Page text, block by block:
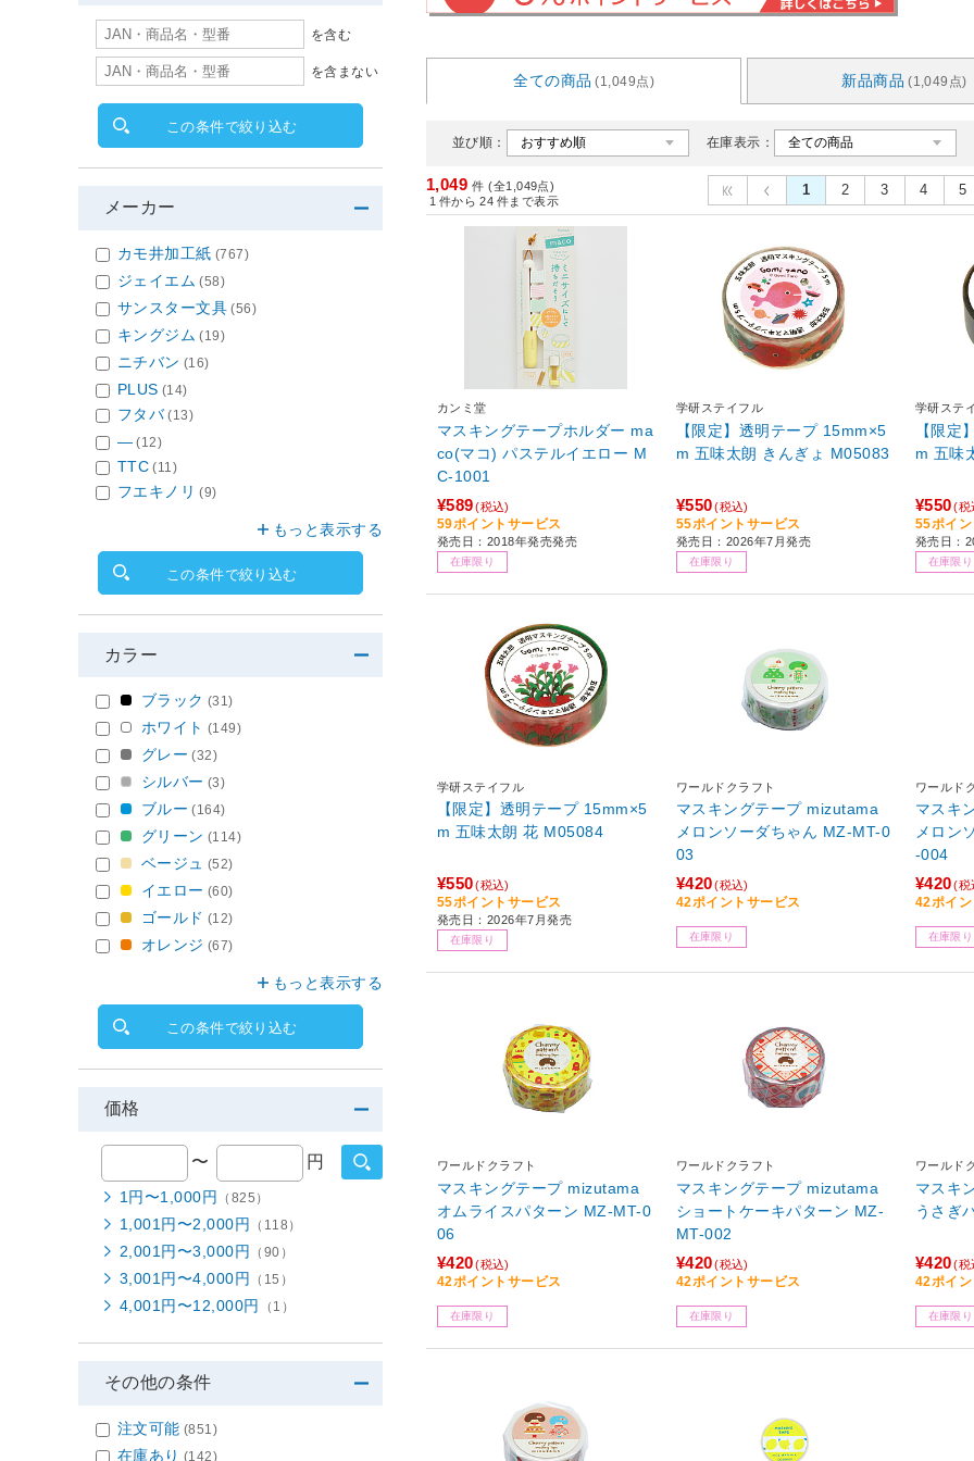
全ての商品 (1,049点) 新品商品 (1,049点)
並び順： 在庫表示：
1,049 件 (全1,049点)
1 件から 24 件まで表示
1 2 3 4 5
カンミ堂
マスキングテープホルダー ma
co(マコ) パステルイエロー M
C-1001
¥589 (税込)
59ポイントサービス
発売日：2018年発売発売
在庫限り
学研ステイフル
【限定】透明テープ 15mm×5
m 五味太朗 きんぎょ M05083
¥550 (税込)
55ポイントサービス
発売日：2026年7月発売
在庫限り
学研ステ
【限定
m 五味
¥550 (税
55ポイ
発売日：
在庫限り
学研ステイフル
【限定】透明テープ 15mm×5
m 五味太朗 花 M05084
¥550 (税込)
55ポイントサービス
発売日：2026年7月発売
在庫限り
ワールドクラフト
マスキングテープ mizutama
メロンソーダちゃん MZ-MT-0
03
¥420 (税込)
42ポイントサービス
在庫限り
ワールド
マスキ
メロン
-004
¥420 (税
42ポイ
在庫限り
ワールドクラフト
マスキングテープ mizutama
オムライスパターン MZ-MT-0
06
¥420 (税込)
42ポイントサービス
在庫限り
ワールドクラフト
マスキングテープ mizutama
ショートケーキパターン MZ-
MT-002
¥420 (税込)
42ポイントサービス
在庫限り
ワールド
マスキ
うさぎ
¥420 (税
42ポイ
在庫限り
を含む
を含まない
この条件で絞り込む
メーカー
カモ井加工紙 (767)
ジェイエム (58)
サンスター文具 (56)
キングジム (19)
ニチバン (16)
PLUS (14)
フタバ (13)
― (12)
TTC (11)
フエキノリ (9)
もっと表示する
この条件で絞り込む
カラー
ブラック (31)
ホワイト (149)
グレー (32)
シルバー (3)
ブルー (164)
グリーン (114)
ベージュ (52)
イエロー (60)
ゴールド (12)
オレンジ (67)
もっと表示する
この条件で絞り込む
価格
〜 円
1円〜1,000円 （825）
1,001円〜2,000円 （118）
2,001円〜3,000円 （90）
3,001円〜4,000円 （15）
4,001円〜12,000円 （1）
その他の条件
注文可能 (851)
在庫あり (142)